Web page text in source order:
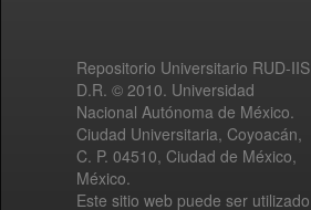
Repositorio Universitario RUD-IIS
D.R. © 2010. Universidad
Nacional Autónoma de México.
Ciudad Universitaria, Coyoacán,
C. P. 04510, Ciudad de México,
México.
Este sitio web puede ser utilizado